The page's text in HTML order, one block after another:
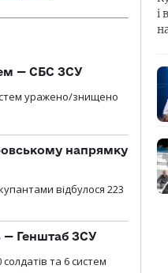
— СБС ЗСУ
уражено/знищено
напрямку
відбулося 223
— Генштаб ЗСУ
та 6 систем
і